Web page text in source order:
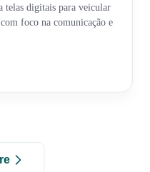
digitais para veicular
foco na comunicação e